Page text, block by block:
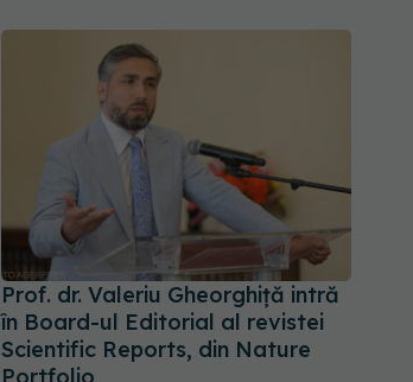
Prof. dr. Valeriu Gheorghiță intră
în Board-ul Editorial al revistei
Scientific Reports, din Nature
Portfolio